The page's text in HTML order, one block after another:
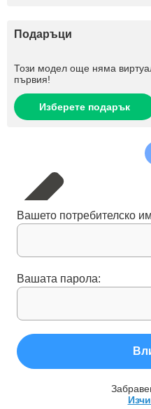
Подаръци
Този модел още няма
първия!
Изберете подарък
Вашето потребителско
Вашата парола: